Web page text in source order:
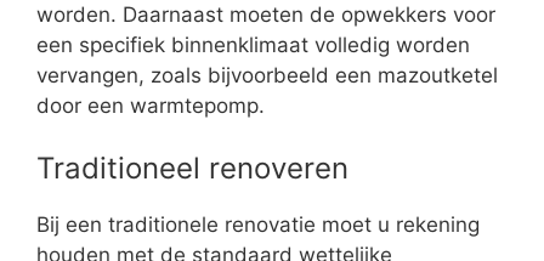
worden. Daarnaast moeten de opwekkers voor
een specifiek binnenklimaat volledig worden
vervangen, zoals bijvoorbeeld een mazoutketel
door een warmtepomp.
Traditioneel renoveren
Bij een traditionele renovatie moet u rekening
houden met de standaard wettelijke